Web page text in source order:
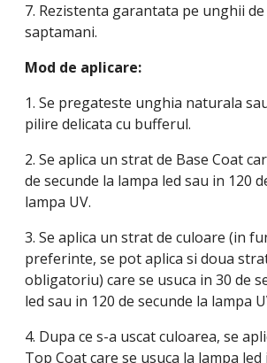
7. Rezistenta garantata pe unghii
saptamani.
Mod de aplicare:
1. Se pregateste unghia naturala
pilire delicata cu bufferul.
2. Se aplica un strat de Base Coat
de secunde la lampa led sau in 120
lampa UV.
3. Se aplica un strat de culoare (in
preferinte, se pot aplica si doua
obligatoriu) care se usuca in 30 de
led sau in 120 de secunde la lampa
4. Dupa ce s-a uscat culoarea, se
Top Coat care se usuca la lampa led